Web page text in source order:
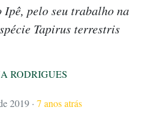
pelo seu trabalho na
Tapirus terrestris
RODRIGUES
2019 · 7 anos atrás